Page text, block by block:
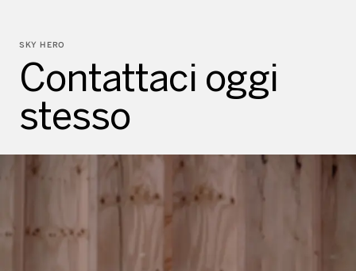
SKY HERO
Contattaci oggi
stesso